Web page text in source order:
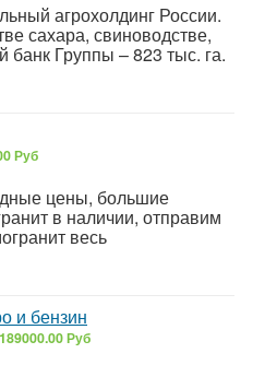
агрохолдинг России.
сахара, свиноводстве,
Группы – 823 тыс. га.
Руб
цены, большие
в наличии, отправим
весь
и бензин
189000.00 Руб